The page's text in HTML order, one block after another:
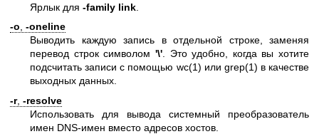
Ярлык для -family link
-o -oneline
Выводить каждую запись в отдельной строке, заменяя
перевод строк символом '\'. Это удобно, когда вы хотите
подсчитать записи с помощью wc(1) или grep(1) в качестве
выходных данных.
-r, -resolve
Использовать для вывода системный преобразователь
имен DNS-имен вместо адресов хостов.